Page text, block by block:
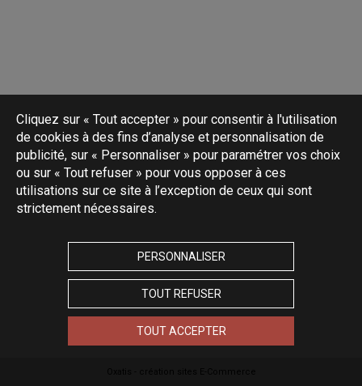
Cliquez sur « Tout accepter » pour consentir à l'utilisation
de cookies à des fins d’analyse et personnalisation de
publicité, sur « Personnaliser » pour paramétrer vos choix
ou sur « Tout refuser » pour vous opposer à ces
utilisations sur ce site à l’exception de ceux qui sont
strictement nécessaires.
PERSONNALISER
TOUT REFUSER
TOUT ACCEPTER